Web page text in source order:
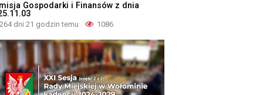
Gospodarki i Finansów z dnia
264 dni 21 godzin temu 1086